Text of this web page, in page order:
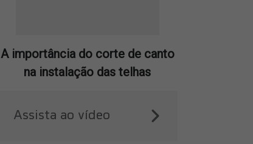
A importância do corte de canto
na instalação das telhas
Assista ao vídeo